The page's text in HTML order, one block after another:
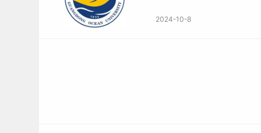
承认学历的本科结业生，符合招生单位根据本单位的培养
身份报考。以同等学力参加复试的考生，在复试中须加试
2024-10-8